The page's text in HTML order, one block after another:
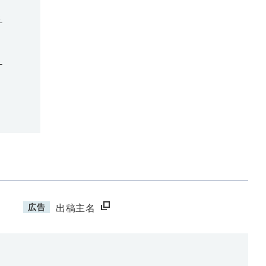
広告 出稿主名